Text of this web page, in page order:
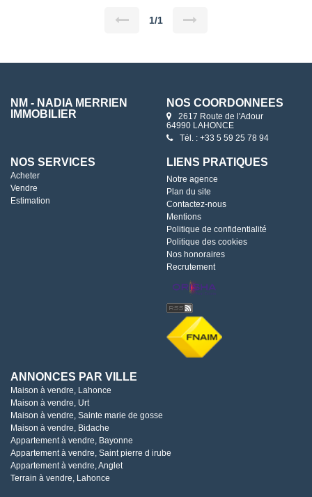
profiterez d'une place de parking privative en sous-sol. Normes
compris)
1/1
NM - NADIA MERRIEN
IMMOBILIER
NOS COORDONNÉES
2617 Route de l'Adour
64990 LAHONCE
Tél. : +33 5 59 25 78 94
NOS SERVICES
Acheter
Vendre
Estimation
LIENS PRATIQUES
Notre agence
Plan du site
Contactez-nous
Mentions
Politique de confidentialité
Politique des cookies
Nos honoraires
Recrutement
ANNONCES PAR VILLE
Maison à vendre, Lahonce
Maison à vendre, Urt
Maison à vendre, Sainte marie de gosse
Maison à vendre, Bidache
Appartement à vendre, Bayonne
Appartement à vendre, Saint pierre d irube
Appartement à vendre, Anglet
Terrain à vendre, Lahonce